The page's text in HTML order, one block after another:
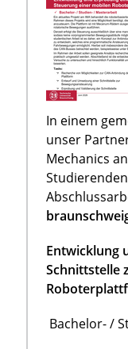
In einem
unser
Mechanics
Entwicklung
Schnittstelle
Bachelor- /